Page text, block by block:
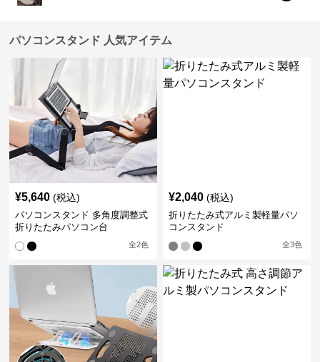
パソコンスタンド 人気アイテム
¥5,640 (税込)
パソコンスタンド 多角度調整式
折りたたみパソコン台
全2色
¥2,040 (税込)
折りたたみ式アルミ製軽量パソ
コンスタンド
全3色